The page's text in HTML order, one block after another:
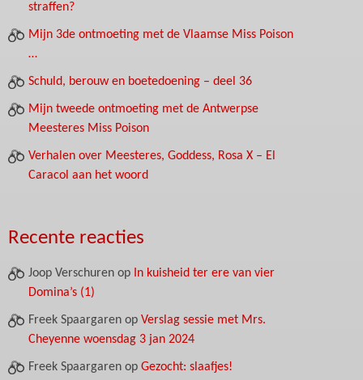
straffen?
Mijn 3de ontmoeting met de Vlaamse Miss Poison
…
Schuld, berouw en boetedoening – deel 36
Mijn tweede ontmoeting met de Antwerpse
Meesteres Miss Poison
Verhalen over Meesteres, Goddess, Rosa X – El
Caracol aan het woord
Recente reacties
Joop Verschuren op In kuisheid ter ere van vier
Domina’s (1)
Freek Spaargaren op Verslag sessie met Mrs.
Cheyenne woensdag 3 jan 2024
Freek Spaargaren op Gezocht: slaafjes!